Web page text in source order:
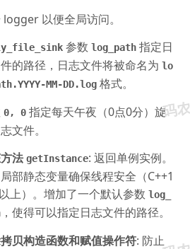
logger 以便全局访问。
参数 log_path 指定日
的路径，日志文件将被命名为 lo
MM-DD.log 格式。
0, 0 指定每天午夜（0点0分）旋
文件。
法 getInstance: 返回单例实例。
部静态变量确保线程安全（C++1
上）。增加了一个默认参数 log_
，使得可以指定日志文件的路径。
贝构造函数和赋值操作符: 防止